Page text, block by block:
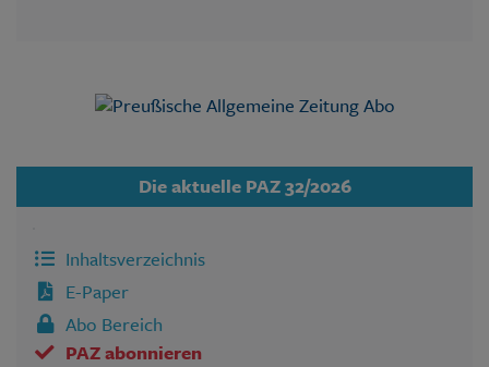
Die aktuelle PAZ 32/2026
Inhaltsverzeichnis
E-Paper
Abo Bereich
PAZ abonnieren